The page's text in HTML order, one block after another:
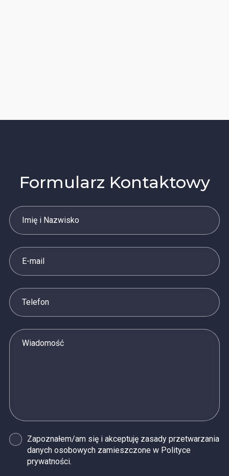
Formularz Kontaktowy
Zapoznałem/am się i akceptuję zasady przetwarzania
danych osobowych zamieszczone w Polityce
prywatności.